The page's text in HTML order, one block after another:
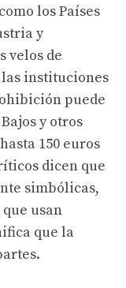
los Países
y
velos de
instituciones
puede
y otros
150 euros
dicen que
simbólicas,
usan
que la